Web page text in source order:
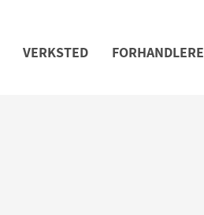
VERKSTED FORHANDLERE